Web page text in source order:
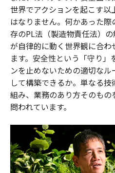
世界でアクションを起こす
はなりません。何かあった
存のPL法（製造物責任法）
が自律的に動く世界観に合
ます。安全性という「守り」
ンを止めないための適切な
して構築できるか。単なる
組み、業務のあり方そのも
問われています。